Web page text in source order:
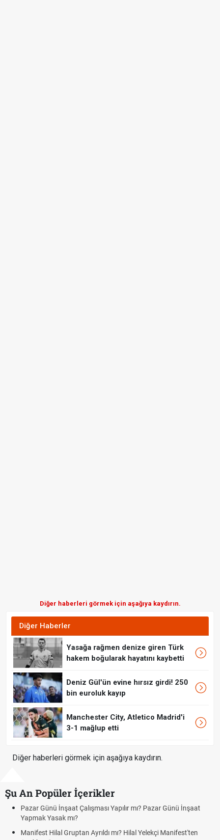
Diğer haberleri görmek için aşağıya kaydırın.
Diğer Haberler
Yasağa rağmen denize giren Türk
hakem boğularak hayatını kaybetti
Deniz Gül'ün evine hırsız girdi! 250
bin euroluk kayıp
Manchester City, Atletico Madrid'i
3-1 mağlup etti
Diğer haberleri görmek için aşağıya kaydırın.
Şu An Popüler İçerikler
Çalışması Yapılır mı? Pazar Günü İnşaat
mı?
Gruptan Ayrıldı mı? Hilal Yelekçi Manifest'ten
Bedelli askerlik
cumartesi-